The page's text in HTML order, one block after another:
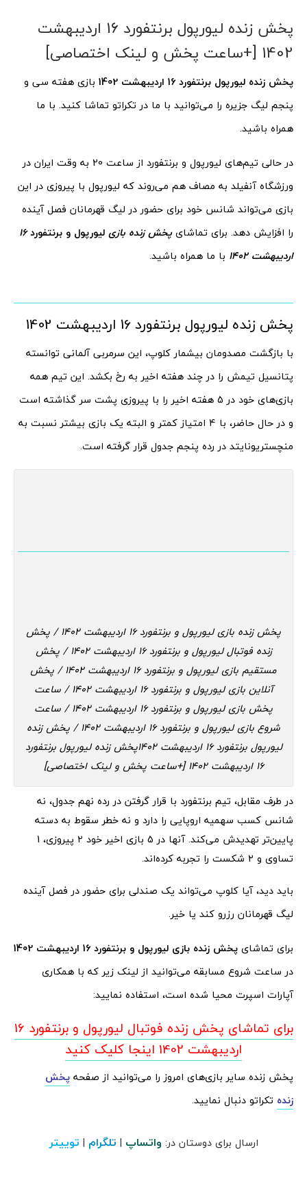
پخش زنده لیورپول برنتفورد 16 اردیبهشت
1402 [+ساعت پخش و لینک اختصاصی]
پخش زنده لیورپول برنتفورد 16 اردیبهشت 1402
بازی هفته سی و
پنجم لیگ جزیره را می‌توانید با ما در تکراتو تماشا کنید. با ما
همراه باشید.
در حالی تیم‌های لیورپول و برنتفورد از ساعت 20 به وقت ایران در
ورزشگاه آنفیلد به مصاف هم می‌روند که لیورپول با پیروزی در این
بازی می‌تواند شانس خود برای حضور در لیگ قهرمانان فصل آینده
را افزایش دهد. برای تماشای پخش زنده بازی لیورپول و برنتفورد 16
اردیبهشت 1402
با ما همراه باشید.
پخش زنده لیورپول برنتفورد 16 اردیبهشت 1402
با بازگشت مصدومان بیشمار کلوپ، این سرمربی آلمانی توانسته
پتانسیل تیمش را در چند هفته اخیر به رخ بکشد. این تیم همه
بازی‌های خود در 5 هفته اخیر را با پیروزی پشت سر گذاشته است
و در حال حاضر، با 4 امتیاز کمتر و البته یک بازی بیشتر نسبت به
منچستریونایتد در رده پنجم جدول قرار گرفته است.
پخش زنده بازی لیورپول و برنتفورد 16 اردیبهشت 1402 / پخش
زنده فوتبال لیورپول و برنتفورد 16 اردیبهشت 1402 / پخش
مستقیم بازی لیورپول و برنتفورد 16 اردیبهشت 1402 / پخش
آنلاین بازی لیورپول و برنتفورد 16 اردیبهشت 1402 / ساعت
پخش بازی لیورپول و برنتفورد 16 اردیبهشت 1402 / ساعت
شروع بازی لیورپول و برنتفورد 16 اردیبهشت 1402 / پخش زنده
لیورپول برنتفورد 16 اردیبهشت 1402پخش زنده لیورپول برنتفورد
16 اردیبهشت 1402 [+ساعت پخش و لینک اختصاصی]
در طرف مقابل، تیم برنتفورد با قرار گرفتن در رده نهم جدول، نه
شانس کسب سهمیه اروپایی را دارد و نه خطر سقوط به دسته
پایین‌تر تهدیدش می‌کند. آنها در 5 بازی اخیر خود 2 پیروزی، 1
تساوی و 2 شکست را تجربه کرده‌اند.
باید دید، آیا کلوپ می‌تواند یک صندلی برای حضور در فصل آینده
لیگ قهرمانان رزرو کند یا خیر.
برای تماشای پخش زنده بازی لیورپول و برنتفورد 16 اردیبهشت 1402
در ساعت شروع مسابقه می‌توانید از لینک زیر که با همکاری
آپارات اسپرت محیا شده است، استفاده نمایید:
برای تماشای پخش زنده فوتبال لیورپول و برنتفورد 16
اردیبهشت 1402 اینجا کلیک کنید
پخش زنده سایر بازی‌های امروز را می‌توانید از صفحه پخش
زنده تکراتو دنبال نمایید.
ارسال برای دوستان در: واتساپ | تلگرام | توییتر